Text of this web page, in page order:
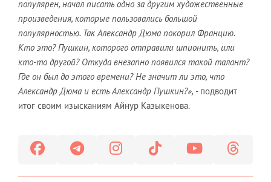
популярен, начал писать одно за другим художественные
произведения, которые пользовались большой
популярностью. Так Александр Дюма покорил Францию.
Кто это? Пушкин, которого отправили шпионить, или
кто-то другой? Откуда внезапно появился такой талант?
Где он был до этого времени? Не значит ли это, что
Александр Дюма и есть Александр Пушкин?», - подводит
итог своим изысканиям Айнур Казыкенова.